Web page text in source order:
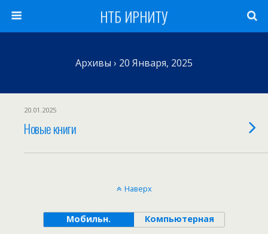
НТБ ИРНИТУ
Архивы › 20 Января, 2025
20.01.2025
Новые книги
Наверх
Мобильн. Компьютерная